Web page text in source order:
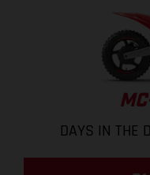
DAYS IN THE